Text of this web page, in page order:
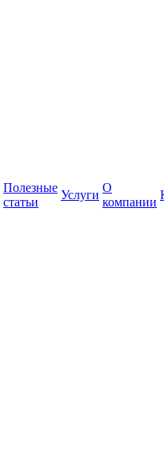
Полезные
статьи
Услуги
О
компании